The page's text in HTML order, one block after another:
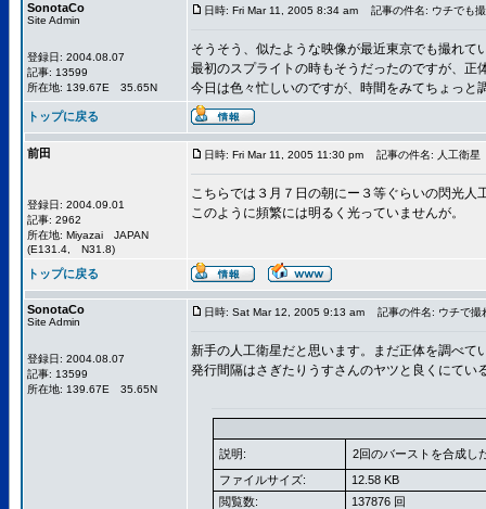
SonotaCo
Site Admin
登録日: 2004.08.07
記事: 13599
所在地: 139.67E 35.65N
日時: Fri Mar 11, 2005 8:34 am 記事の件名: ウチでも
そうそう、似たような映像が最近東京でも撮れて
最初のスプライトの時もそうだったのですが、正
今日は色々忙しいのですが、時間をみてちょっと
トップに戻る
前田
登録日: 2004.09.01
記事: 2962
所在地: Miyazai JAPAN
(E131.4, N31.8)
日時: Fri Mar 11, 2005 11:30 pm 記事の件名: 人工衛星
こちらでは３月７日の朝にー３等ぐらいの閃光人
このように頻繁には明るく光っていませんが。
トップに戻る
SonotaCo
Site Admin
登録日: 2004.08.07
記事: 13599
所在地: 139.67E 35.65N
日時: Sat Mar 12, 2005 9:13 am 記事の件名: ウチで撮
新手の人工衛星だと思います。まだ正体を調べ
発行間隔はさぎたりうすさんのヤツと良くにてい
説明:
2回のバーストを合成し
ファイルサイズ:
12.58 KB
閲覧数:
137876 回